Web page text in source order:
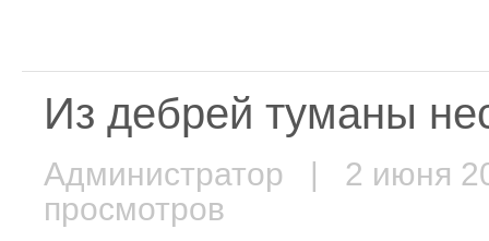
Из дебрей туманы
Администратор | 2 июня
просмотров